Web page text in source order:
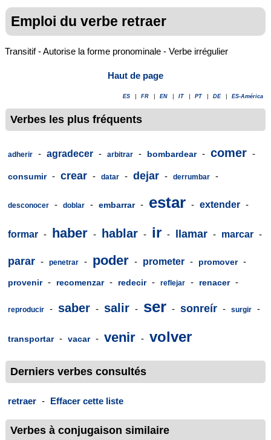
Emploi du verbe retraer
Transitif - Autorise la forme pronominale - Verbe irrégulier
Haut de page
ES FR EN IT PT DE ES-América
Verbes les plus fréquents
adherir - agradecer - arbitrar - bombardear - comer -
consumir - crear - datar - dejar - derrumbar -
desconocer - doblar - embarrar - estar - extender -
formar - haber - hablar - ir - llamar - marcar -
parar - penetrar - poder - prometer - promover -
provenir - recomenzar - redecir - reflejar - renacer -
reproducir - saber - salir - ser - sonreír - surgir -
transportar - vacar - venir - volver
Derniers verbes consultés
retraer - Effacer cette liste
Verbes à conjugaison similaire